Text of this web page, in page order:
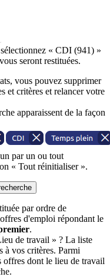
« CDI (941) »
seront restituées.
vous pouvez supprimer
et critères et relancer votre
apparaissent de la façon
par un ou tout
« Tout réinitialiser ».
par ordre de
d'emploi répondant le
.
de travail » ? La liste
à vos critères. Parmi
offres dont le lieu de travail